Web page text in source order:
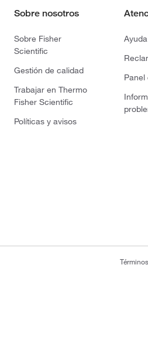
Sobre nosotros
Sobre Fisher
Scientific
Gestión de calidad
Trabajar en Thermo
Fisher Scientific
Políticas y avisos
Panel